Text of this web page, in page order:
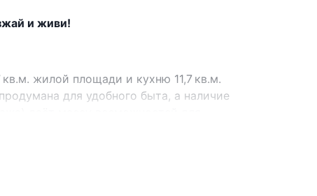
и живи!
жилой площади и кухню 11,7 кв.м.
для удобного быта, а наличие
даёт массу возможностей для